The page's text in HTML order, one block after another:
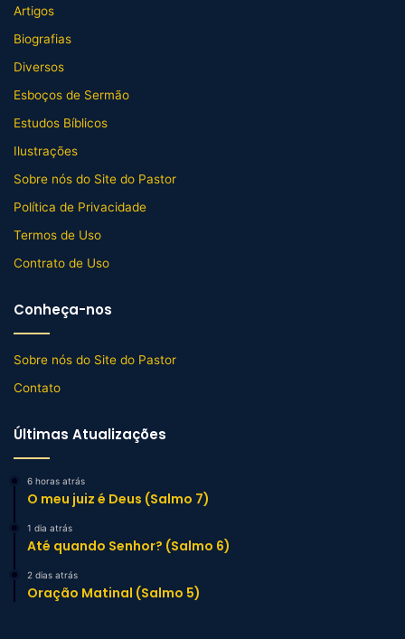
Artigos
Biografias
Diversos
Esboços de Sermão
Estudos Bíblicos
Ilustrações
Sobre nós do Site do Pastor
Política de Privacidade
Termos de Uso
Contrato de Uso
Conheça-nos
Sobre nós do Site do Pastor
Contato
Últimas Atualizações
6 horas atrás
O meu juiz é Deus (Salmo 7)
1 dia atrás
Até quando Senhor? (Salmo 6)
2 dias atrás
Oração Matinal (Salmo 5)